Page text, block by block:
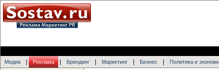
Медиа Реклама Брендинг Маркетинг Бизнес Политика и